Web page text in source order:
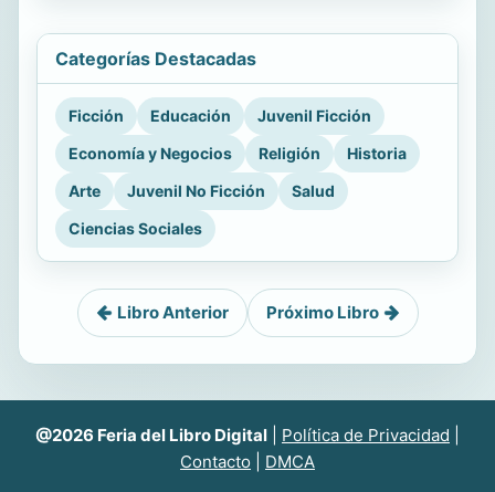
Categorías Destacadas
Ficción Educación
Juvenil Ficción
Economía y Negocios
Religión
Historia
Arte
Juvenil No Ficción
Salud
Ciencias Sociales
Libro Anterior Próximo Libro
@2026 Feria del Libro Digital Política de Privacidad
Contacto
DMCA